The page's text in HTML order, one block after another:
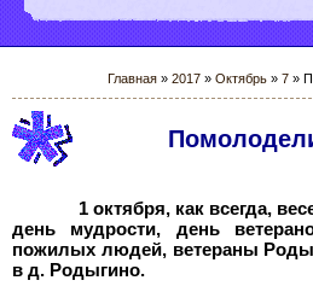
Главная » 2017 » Октябрь » 7 »
1 октября, как всегда,
день мудрости, день
пожилых людей, ветераны
в д. Родыгино.